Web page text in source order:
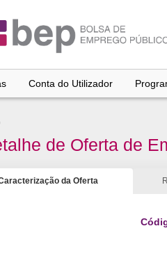
Conta do Utilizador
de Oferta de
da Oferta